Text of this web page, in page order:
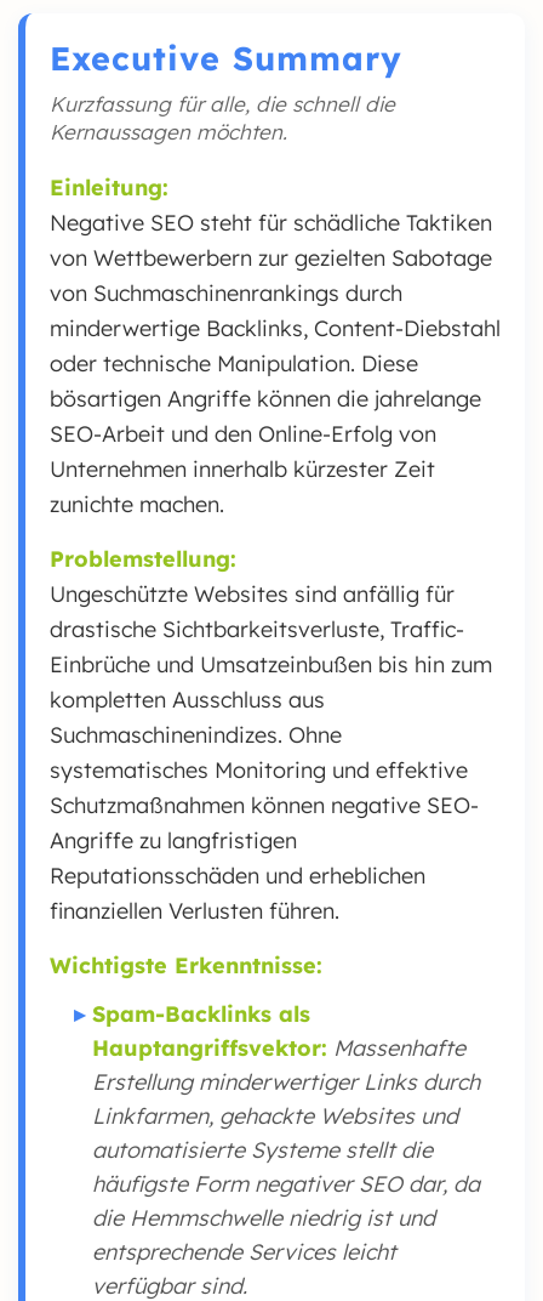
Executive Summary
Kurzfassung für alle, die schnell die
Kernaussagen möchten.
Einleitung:
Negative SEO steht für schädliche Taktiken
von Wettbewerbern zur gezielten Sabotage
von Suchmaschinenrankings durch
minderwertige Backlinks, Content-Diebstahl
oder technische Manipulation. Diese
bösartigen Angriffe können die jahrelange
SEO-Arbeit und den Online-Erfolg von
Unternehmen innerhalb kürzester Zeit
zunichte machen.
Problemstellung:
Ungeschützte Websites sind anfällig für
drastische Sichtbarkeitsverluste, Traffic-
Einbrüche und Umsatzeinbußen bis hin zum
kompletten Ausschluss aus
Suchmaschinenindizes. Ohne
systematisches Monitoring und effektive
Schutzmaßnahmen können negative SEO-
Angriffe zu langfristigen
Reputationsschäden und erheblichen
finanziellen Verlusten führen.
Wichtigste Erkenntnisse:
Spam-Backlinks als
Hauptangriffsvektor: Massenhafte
Erstellung minderwertiger Links durch
Linkfarmen, gehackte Websites und
automatisierte Systeme stellt die
häufigste Form negativer SEO dar, da
die Hemmschwelle niedrig ist und
entsprechende Services leicht
verfügbar sind.